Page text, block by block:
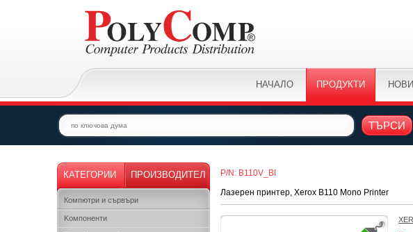
НАЧАЛО ПРОДУКТИ
ТЪРСИ
КАТЕГОРИИ ПРОИЗВОДИТЕЛ
Компютри и сървъри
Kомпоненти
P/N: B110V_BI
Лазерен принтер, Xerox B110 Mono Printer